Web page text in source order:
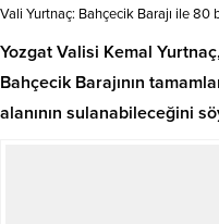
Vali Yurtnaç: Bahçecik Barajı ile 80
Yozgat Valisi Kemal
Bahçecik Barajının
alanının sulanabileceğini